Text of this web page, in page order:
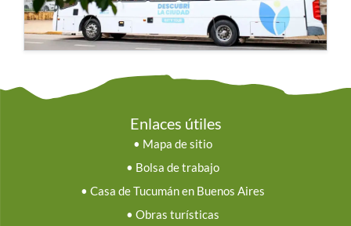
Enlaces útiles
• Mapa de sitio
• Bolsa de trabajo
• Casa de Tucumán en Buenos Aires
• Obras turísticas